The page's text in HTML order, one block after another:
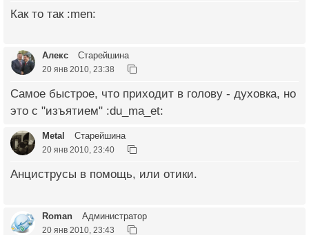
Как то так :men:
Алекс Старейшина
20 янв 2010, 23:38
Самое быстрое, что приходит в голову - духовка, но
это с "изъятием" :du_ma_et:
Metal Старейшина
20 янв 2010, 23:40
Анциструсы в помощь, или отики.
Roman Администратор
20 янв 2010, 23:43